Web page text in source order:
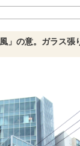
」の意。ガラス